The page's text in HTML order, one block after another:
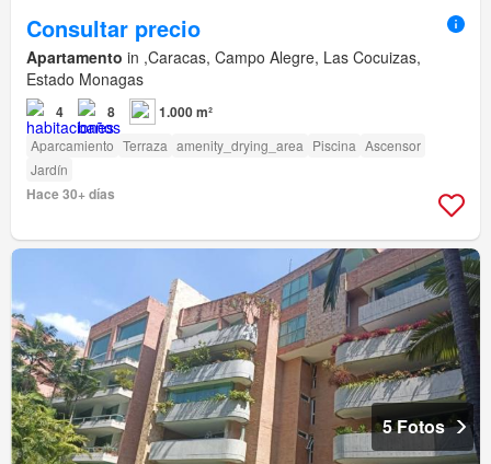
Consultar precio
Apartamento in ,Caracas, Campo Alegre, Las Cocuizas,
Estado Monagas
4 8 1.000 m²
Aparcamiento Terraza amenity_drying_area Piscina Ascensor
Jardín
Hace 30+ días
5 Fotos